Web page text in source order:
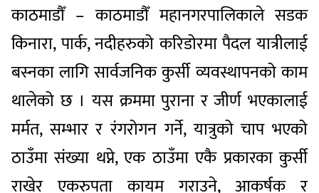
काठमाडौँ – काठमाडौँ महानगरपालिकाले सडक
किनारा, पार्क, नदीहरुको करिडोरमा पैदल यात्रीलाई
बस्नका लागि सार्वजनिक कुर्सी व्यवस्थापनको काम
थालेको छ । यस क्रममा पुराना र जीर्ण भएकालाई
मर्मत, सम्भार र रंगरोगन गर्ने, यात्रुको चाप भएको
ठाउँमा संख्या थप्ने, एक ठाउँमा एकै प्रकारका कुर्सी
राखेर एकरुपता कायम गराउने, आकर्षक र